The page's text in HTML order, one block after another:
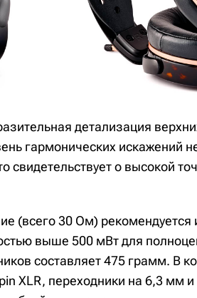
детализация
гармонических искажений
свидетельствует о высокой
(всего 30 Ом) рекомендуется
выше 500 мВт для
составляет 475 грамм. В
XLR, переходники на 6,3 мм